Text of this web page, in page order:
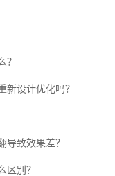
？
新设计优化吗？
导致效果差？
区别？